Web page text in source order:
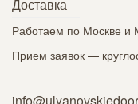
Доставка
Работаем по Москве и
Прием заявок —